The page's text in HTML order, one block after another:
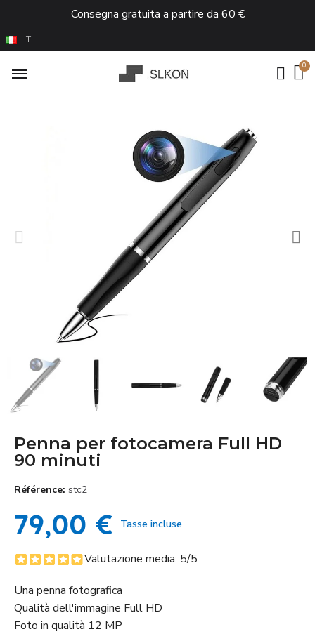
Consegna gratuita a partire da 60 €
IT
Penna per fotocamera Full HD
90 minuti
Référence stc2
79,00 € Tasse incluse
Valutazione media: 5/5
Una penna fotografica
Qualità dell'immagine Full HD
Foto in qualità 12 MP